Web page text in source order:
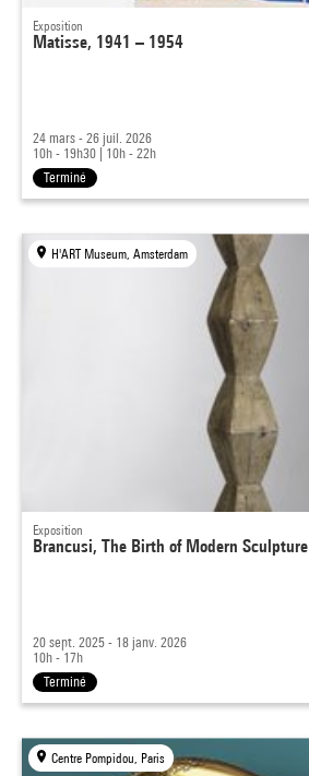
Exposition
Matisse, 1941 – 1954
24 mars - 26 juil. 2026
10h - 19h30
10h - 22h
Terminé
H'ART Museum, Amsterdam
Exposition
Brancusi, The Birth of Modern Sculpture
20 sept. 2025 - 18 janv. 2026
10h - 17h
Terminé
Centre Pompidou, Paris